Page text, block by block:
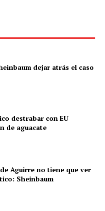
dejar atrás el caso
destrabar con EU
de aguacate
Aguirre no tiene que ver
Sheinbaum